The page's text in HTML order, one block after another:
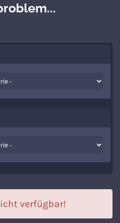
verfügbar!